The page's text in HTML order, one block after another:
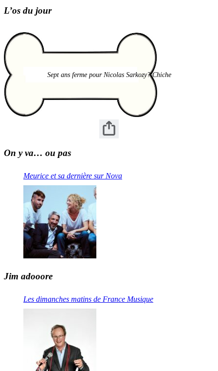
L’os du jour
Sept ans ferme pour Nicolas Sarkozy? Chiche
On y va… ou pas
Meurice et sa dernière sur Nova
Jim adooore
Les dimanches matins de France Musique